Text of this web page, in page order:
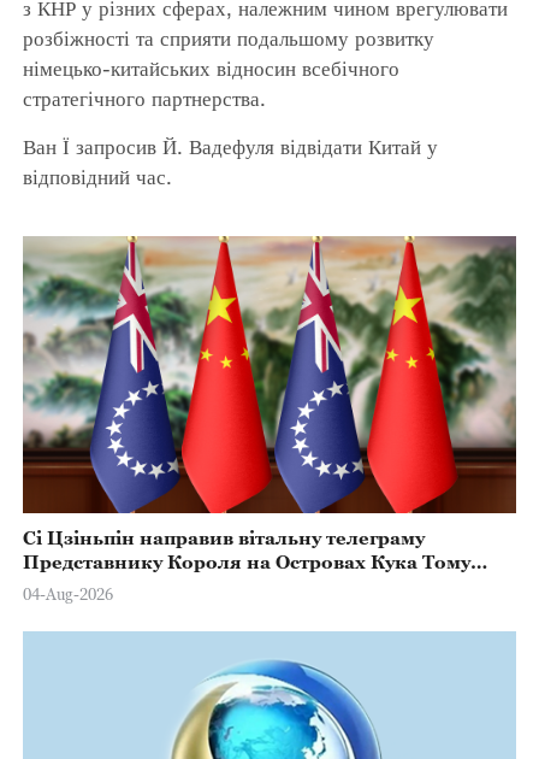
з КНР у різних сферах, належним чином врегулювати
розбіжності та сприяти подальшому розвитку
німецько-китайських відносин всебічного
стратегічного партнерства.
Ван Ї запросив Й. Вадефуля відвідати Китай у
відповідний час.
Сі Цзіньпін направив вітальну телеграму
Представнику Короля на Островах Кука Тому
Марстерсу з нагоди Дня Конституції
04-Aug-2026